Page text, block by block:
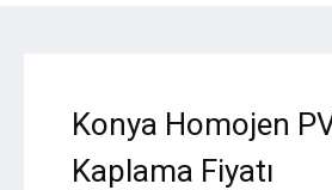
Konya Homojen
Kaplama Fiyatı